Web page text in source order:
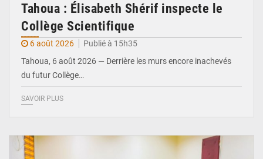
Tahoua : Élisabeth Shérif inspecte le
Collège Scientifique
6 août 2026
Publié à 15h35
Tahoua, 6 août 2026 — Derrière les murs encore inachevés
du futur Collège…
SAVOIR PLUS